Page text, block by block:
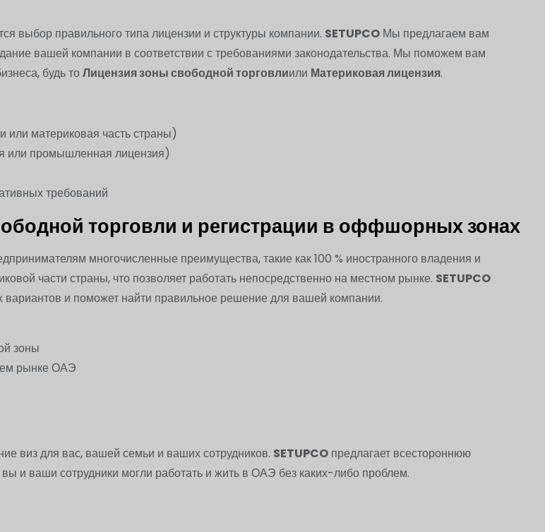
выбор правильного типа лицензии и структуры компании. SETUPCO Мы предлагаем вам
вашей компании в соответствии с требованиями законодательства. Мы поможем вам
будь тоЛицензия зоны свободной торговлиили Материковая лицензия.
или материковая часть страны)
или промышленная лицензия)
требований
торговли и регистрации в оффшорных зонах
многочисленные преимущества, такие как 100 % иностранного владения и
части страны, что позволяет работать непосредственно на местном рынке. SETUPCO
вариантов и поможет найти правильное решение для вашей компании.
зоны
рынке ОАЭ
виз для вас, вашей семьи и ваших сотрудников. SETUPCO предлагает всестороннюю
и ваши сотрудники могли работать и жить в ОАЭ без каких-либо проблем.